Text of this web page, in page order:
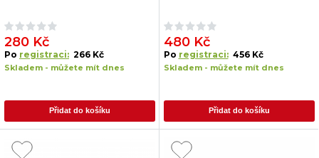
280 Kč
Po registraci: 266 Kč
Skladem - můžete mít dnes
Přidat do košíku
480 Kč
Po registraci: 456 Kč
Skladem - můžete mít dnes
Přidat do košíku